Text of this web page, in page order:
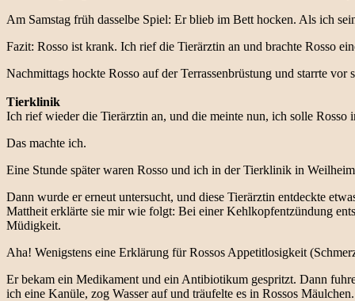
Am Samstag früh dasselbe Spiel: Er blieb im Bett hocken. Als ich
Fazit: Rosso ist krank. Ich rief die Tierärztin an und brachte Rosso
Nachmittags hockte Rosso auf der Terrassenbrüstung und starrte
Tierklinik
Ich rief wieder die Tierärztin an, und die meinte nun, ich solle
Das machte ich.
Eine Stunde später waren Rosso und ich in der Tierklinik in
Dann wurde er erneut untersucht, und diese Tierärztin entdeckte
Mattheit erklärte sie mir wie folgt: Bei einer Kehlkopfentzündung
Müdigkeit.
Aha! Wenigstens eine Erklärung für Rossos Appetitlosigkeit
Er bekam ein Medikament und ein Antibiotikum gespritzt. Dann
ich eine Kanüle, zog Wasser auf und träufelte es in Rossos